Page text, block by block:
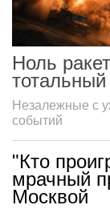
Ноль
Незалежные с
событий
"Кто
мрачный
Москвой